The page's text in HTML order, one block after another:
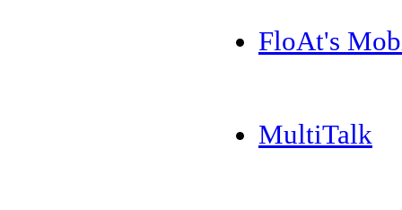
FloAt's
MultiTalk